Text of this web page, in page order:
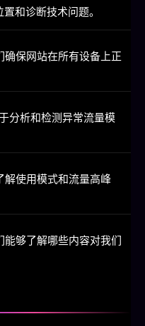
和诊断技术问题。
保网站在所有设备上正
分析和检测异常流量模
使用模式和流量高峰
够了解哪些内容对我们